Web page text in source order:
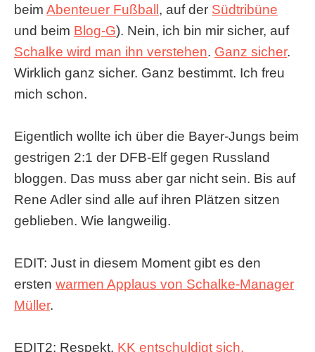
beim Abenteuer Fußball , auf der Südtribüne
und beim Blog-G). Nein, ich bin mir sicher, auf
Schalke wird man ihn verstehen. Ganz sicher.
Wirklich ganz sicher. Ganz bestimmt. Ich freu
mich schon.
Eigentlich wollte ich über die Bayer-Jungs beim
gestrigen 2:1 der DFB-Elf gegen Russland
bloggen. Das muss aber gar nicht sein. Bis auf
Rene Adler sind alle auf ihren Plätzen sitzen
geblieben. Wie langweilig.
EDIT: Just in diesem Moment gibt es den
ersten warmen Applaus von Schalke-Manager
Müller.
EDIT2: Respekt. KK entschuldigt sich.